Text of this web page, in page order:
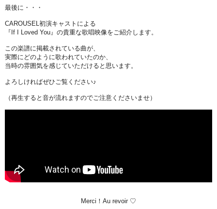
最後に・・・
CAROUSEL初演キャストによる
『If I Loved You』の貴重な歌唱映像をご紹介します。
この楽譜に掲載されている曲が、
実際にどのように歌われていたのか、
当時の雰囲気を感じていただけると思います。
よろしければぜひご覧ください♪
（再生すると音が流れますのでご注意くださいませ）
Merci！Au revoir ♡